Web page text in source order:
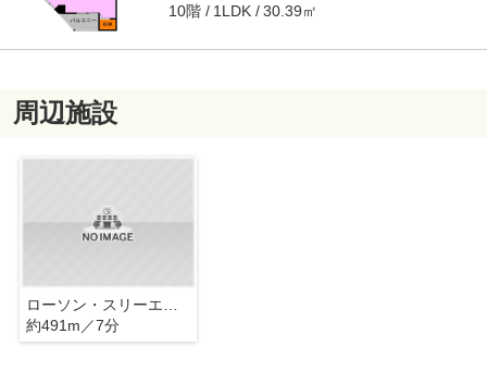
10階 1LDK 30.39㎡
周辺施設
約491m／7分